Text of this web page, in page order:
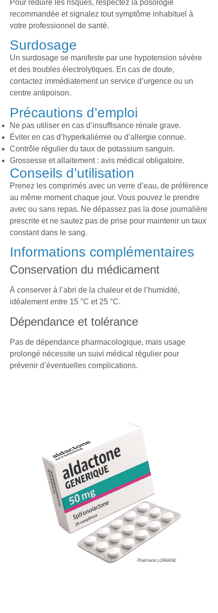
Pour réduire les risques, respectez la posologie
recommandée et signalez tout symptôme inhabituel à
votre professionnel de santé.
Surdosage
Un surdosage se manifeste par une hypotension sévère
et des troubles électrolytiques. En cas de doute,
contactez immédiatement un service d’urgence ou un
centre antipoison.
Précautions d’emploi
Ne pas utiliser en cas d’insuffisance rénale grave.
Éviter en cas d’hyperkaliémie ou d’allergie connue.
Contrôle régulier du taux de potassium sanguin.
Grossesse et allaitement : avis médical obligatoire.
Conseils d’utilisation
Prenez les comprimés avec un verre d’eau, de préférence
au même moment chaque jour. Vous pouvez le prendre
avec ou sans repas. Ne dépassez pas la dose journalière
prescrite et ne sautez pas de prise pour maintenir un taux
constant dans le sang.
Informations complémentaires
Conservation du médicament
À conserver à l’abri de la chaleur et de l’humidité,
idéalement entre 15 °C et 25 °C.
Dépendance et tolérance
Pas de dépendance pharmacologique, mais usage
prolongé nécessite un suivi médical régulier pour
prévenir d’éventuelles complications.